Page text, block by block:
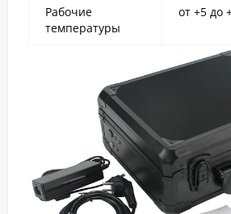
Рабочие
температуры
от +5 до